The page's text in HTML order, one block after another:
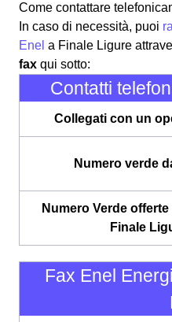
Come contattare
In caso di necessità, puoi
Enel a Finale Ligure
fax qui sotto:
Contatti
Collegati con un
Numero verde
Numero Verde
Finale
Fax Enel